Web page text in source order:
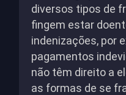
diversos tipos de
fingem estar
indenizações, por
pagamentos
não têm direito a
as formas de se